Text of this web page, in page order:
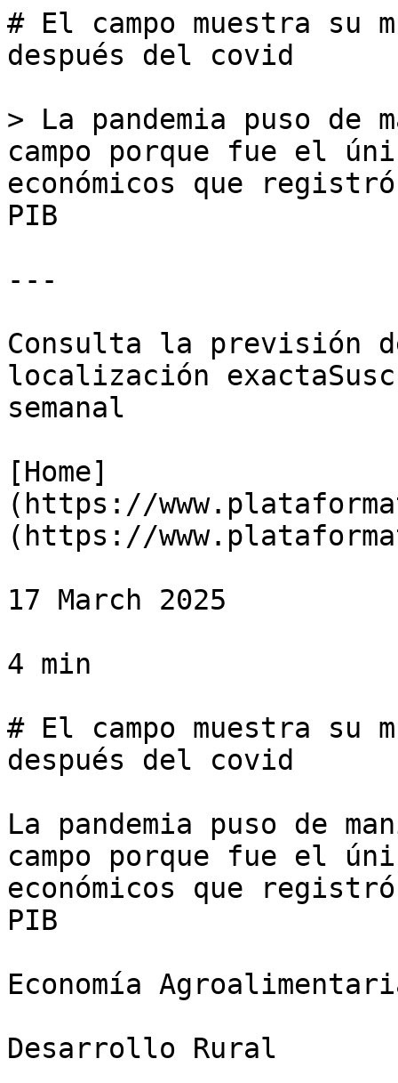
# El campo muestra su
después del covid
> La pandemia puso
campo porque fue el
económicos que
PIB
---
Consulta la previsión
localización
semanal
[Home]
(https://
(https://
17 March 2025
4 min
# El campo muestra su
después del covid
La pandemia puso de
campo porque fue el
económicos que
PIB
Economía
Desarrollo Rural